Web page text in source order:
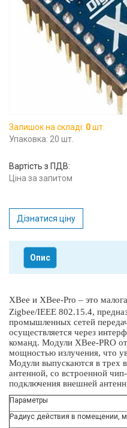
Новини
Вакансії
авторизація
Виробники
Доставка
Тех.
Підтримка
Блог
Залишок на складі: 0шт.
Упаковка: 20 шт.
Вартість з ПДВ:
Ціна за запитом
Дізнатися ціну
Опис
XBee и XBee-Pro – это
Zigbee/IEEE 802.15.4,
промышленных сетей
осуществляется через
команд. Модули XBee-PRO
мощностью излучения, что
Модули выпускаются в трех
антенной, со встроенной
подключения внешней
Параметры
Радиус действия в помещении, м